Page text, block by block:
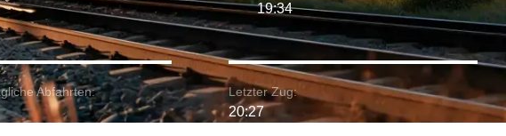
19:34
Abfahrten: Letzter Zug:
20:27